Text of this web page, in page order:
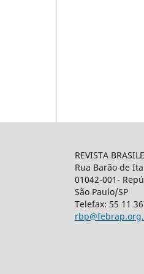
REVISTA
Rua Barão de
01042-001-
São Paulo/SP
Telefax: 55 11